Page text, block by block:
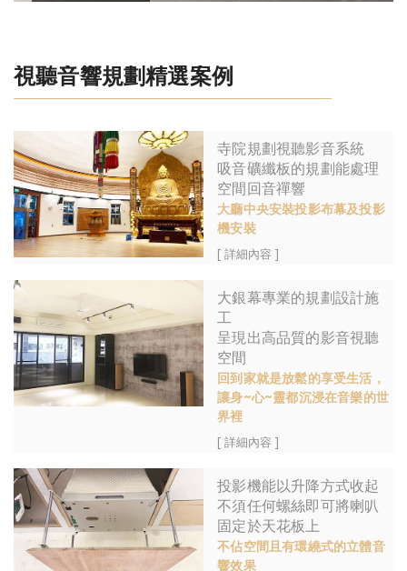
視聽音響規劃精選案例
寺院規劃視聽影音系統
吸音礦纖板的規劃能處理
空間回音禪響
大廳中央安裝投影布幕及投影
機安裝
[ 詳細內容 ]
大銀幕專業的規劃設計施
工
呈現出高品質的影音視聽
空間
回到家就是放鬆的享受生活，
讓身~心~靈都沉浸在音樂的世
界裡
[ 詳細內容 ]
投影機能以升降方式收起
不須任何螺絲即可將喇叭
固定於天花板上
不佔空間且有環繞式的立體音
響效果